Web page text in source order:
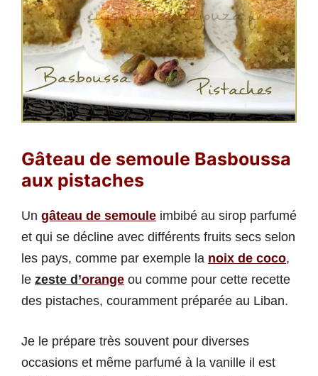
Gâteau de semoule Basboussa
aux pistaches
Un gâteau de semoule imbibé au sirop parfumé
et qui se décline avec différents fruits secs selon
les pays, comme par exemple la noix de coco,
le zeste d’orange ou comme pour cette recette
des pistaches, couramment préparée au Liban.
Je le prépare très souvent pour diverses
occasions et même parfumé à la vanille il est